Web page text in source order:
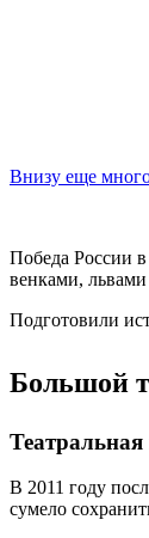
Внизу еще
Победа России
венками,
Подготовили
Большой
В 2011 году
сумело